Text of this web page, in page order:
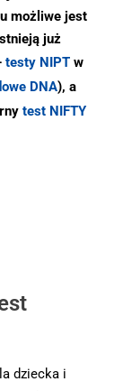
możliwe jest
już
testy NIPT w
DNA), a
test NIFTY
dziecka i